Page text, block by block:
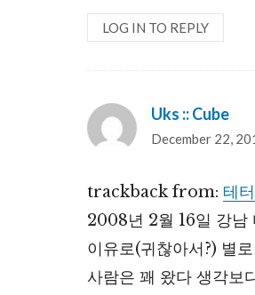
LOG IN TO REPLY
Uks :: Cube
December 22,
trackback from: 테
2008년 2월 16일 강남
이유로(귀찮아서?) 별
사람은 꽤 왔다 생각보